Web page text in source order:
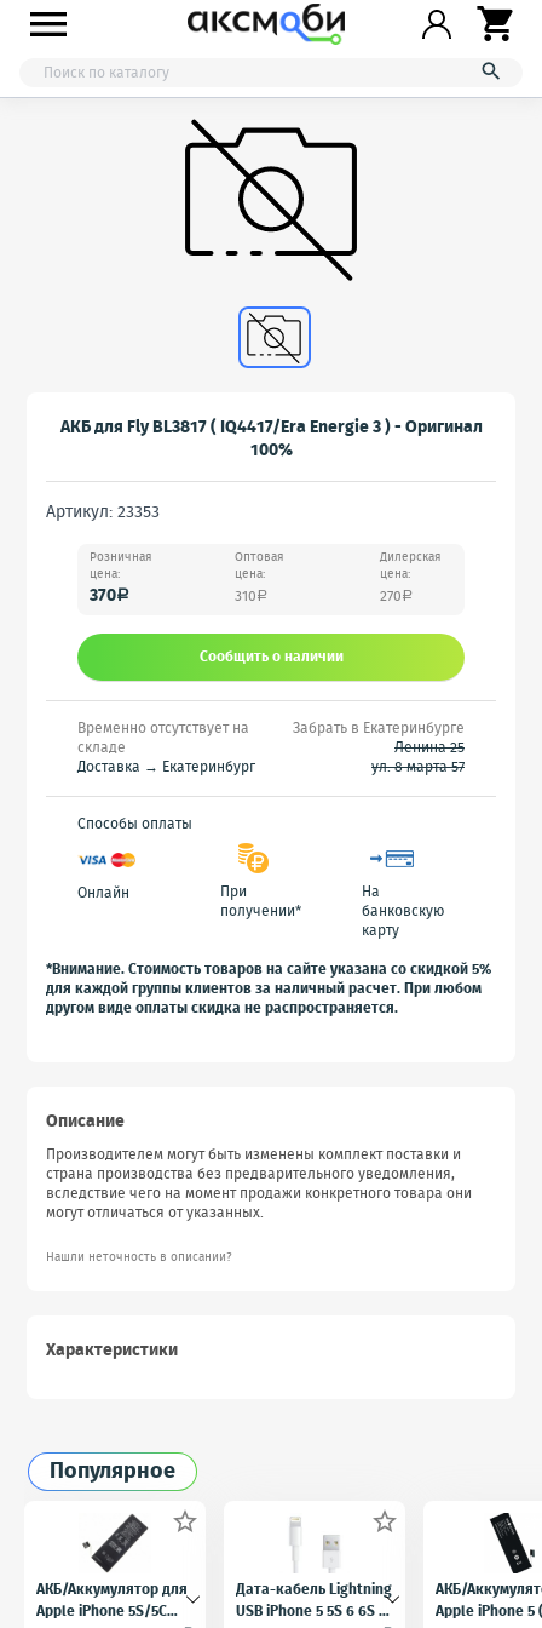



АКБ для Fly BL3817 ( IQ4417/Era Energie 3 ) - Оригинал
100%
Артикул: 23353
Розничная
цена:
370a
Оптовая
цена:
310 a
Дилерская
цена:
270 a
Сообщить o наличии
Временно отсутствует на
складе
Доставка → Екатеринбург
Забрать в Екатеринбурге
Ленина 25
ул. 8 марта 57
Способы оплаты
Онлайн
При
получении*
На
банковскую
карту
*Внимание. Стоимость товаров на сайте указана со скидкой 5%
для каждой группы клиентов за наличный расчет. При любом
другом виде оплаты скидка не распространяется.
Описание
Производителем могут быть изменены комплект поставки и
страна производства без предварительного уведомления,
вследствие чего на момент продажи конкретного товара они
могут отличаться от указанных.
Нашли неточность в описании?
Характеристики
Популярное

АКБ/Аккумулятор для
Apple iPhone 5S/5C

Дата-кабель Lightning
USB iPhone 5 5S 6 6S 7
АКБ/
Apple iPhone